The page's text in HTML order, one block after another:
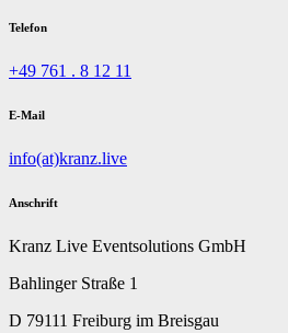
Telefon
+49 761 . 8 12 11
E-Mail
info(at)kranz.live
Anschrift
Kranz Live Eventsolutions GmbH
Bahlinger Straße 1
D 79111 Freiburg im Breisgau